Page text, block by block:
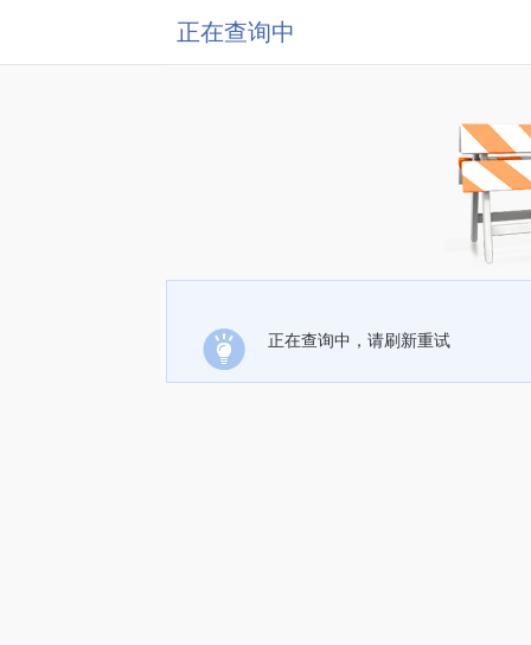
正在查询中
正在查询中，请刷新重试